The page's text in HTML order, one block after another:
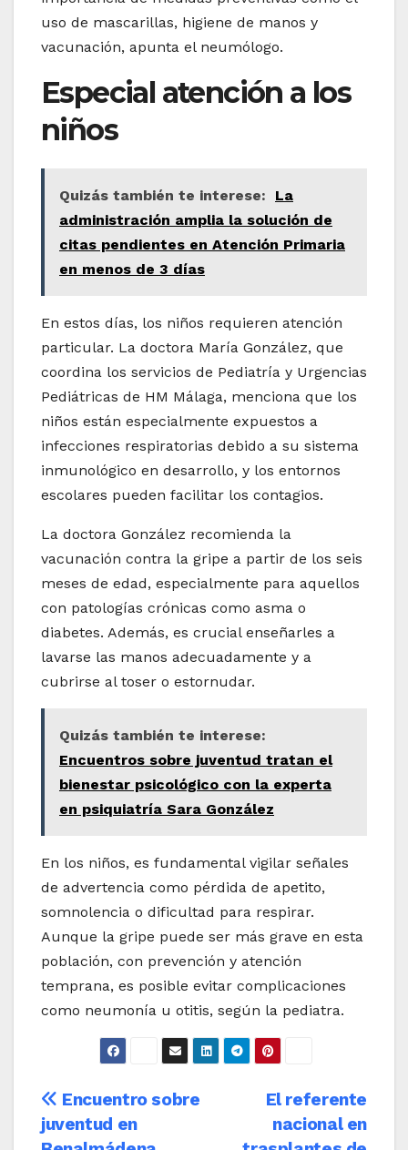
uso de mascarillas, higiene de manos y
vacunación, apunta el neumólogo.
Especial atención a los
niños
Quizás también te interese:
La
administración amplia la solución de
citas pendientes en Atención Primaria
en menos de 3 días
En estos días, los niños requieren atención
particular. La doctora María González, que
coordina los servicios de Pediatría y Urgencias
Pediátricas de HM Málaga, menciona que los
niños están especialmente expuestos a
infecciones respiratorias debido a su sistema
inmunológico en desarrollo, y los entornos
escolares pueden facilitar los contagios.
La doctora González recomienda la
vacunación contra la gripe a partir de los seis
meses de edad, especialmente para aquellos
con patologías crónicas como asma o
diabetes. Además, es crucial enseñarles a
lavarse las manos adecuadamente y a
cubrirse al toser o estornudar.
Quizás también te interese:
Encuentros sobre juventud tratan el
bienestar psicológico con la experta
en psiquiatría Sara González
En los niños, es fundamental vigilar señales
de advertencia como pérdida de apetito,
somnolencia o dificultad para respirar.
Aunque la gripe puede ser más grave en esta
población, con prevención y atención
temprana, es posible evitar complicaciones
como neumonía u otitis, según la pediatra.
Navegación
El referente
nacional en
Encuentro sobre
juventud en